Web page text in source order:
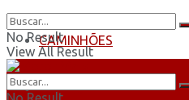
CAMINHÕES
ÔNIBUS
No Result
View All Result